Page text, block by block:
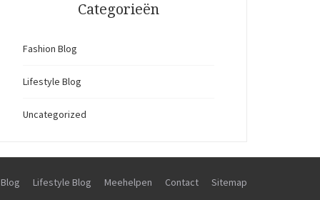
Categorieën
Fashion Blog
Lifestyle Blog
Uncategorized
Lifestyle Blog Meehelpen Contact Sitemap